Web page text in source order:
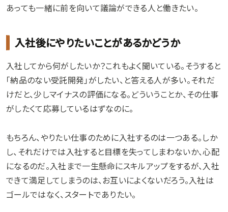
あっても一緒に前を向いて議論ができる人と働きたい。
入社後にやりたいことがあるかどうか
入社してから何がしたいか？これもよく聞いている。そうすると
「納品のない受託開発」がしたい、と答える人が多い。それだ
けだと、少しマイナスの評価になる。どういうことか、その仕事
がしたくて応募しているはずなのに。
もちろん、やりたい仕事のために入社するのは一つある。しか
し、それだけでは入社すると目標を失ってしまわないか、心配
になるのだ。入社まで一生懸命にスキルアップをするが、入社
できて満足してしまうのは、お互いによくないだろう。入社は
ゴールではなく、スタートでありたい。